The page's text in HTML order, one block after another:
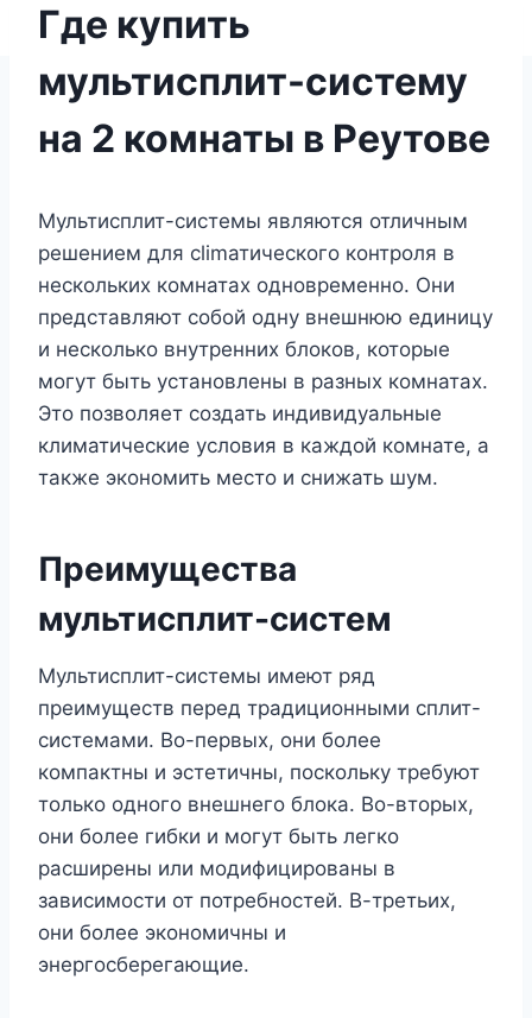
Где купить
мультисплит-систему
на 2 комнаты в Реутове
Мультисплит-системы являются отличным
решением для climатического контроля в
нескольких комнатах одновременно. Они
представляют собой одну внешнюю единицу
и несколько внутренних блоков, которые
могут быть установлены в разных комнатах.
Это позволяет создать индивидуальные
климатические условия в каждой комнате, а
также экономить место и снижать шум.
Преимущества
мультисплит-систем
Мультисплит-системы имеют ряд
преимуществ перед традиционными сплит-
системами. Во-первых, они более
компактны и эстетичны, поскольку требуют
только одного внешнего блока. Во-вторых,
они более гибки и могут быть легко
расширены или модифицированы в
зависимости от потребностей. В-третьих,
они более экономичны и
энергосберегающие.